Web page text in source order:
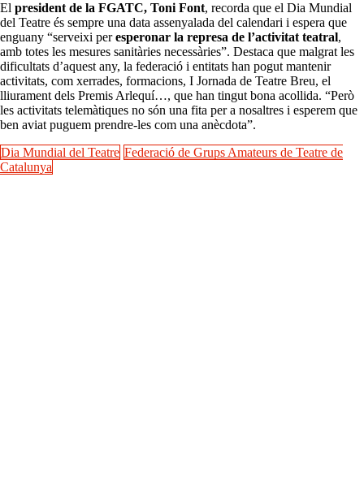
El president de la FGATC, Toni Font, recorda que el Dia Mundial
del Teatre és sempre una data assenyalada del calendari i espera que
enguany “serveixi peresperonar la represa de l’activitat teatral,
amb totes les mesures sanitàries necessàries”. Destaca que malgrat les
dificultats d’aquest any, la federació i entitats han pogut mantenir
activitats, com xerrades, formacions, I Jornada de Teatre Breu, el
lliurament dels Premis Arlequí…, que han tingut bona acollida. “Però
les activitats telemàtiques no són una fita per a nosaltres i esperem que
ben aviat puguem prendre-les com una anècdota”.
Dia Mundial del Teatre Federació de Grups Amateurs de Teatre de
Catalunya